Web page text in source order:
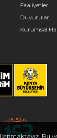
Faaliyetler
Duyurular
Kurumsal
Bu